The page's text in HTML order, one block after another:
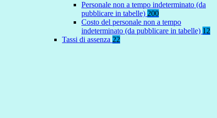
Personale non a tempo indeterminato (da
pubblicare in tabelle) 200
Costo del personale non a tempo
indeterminato (da pubblicare in tabelle) 12
Tassi di assenza 22